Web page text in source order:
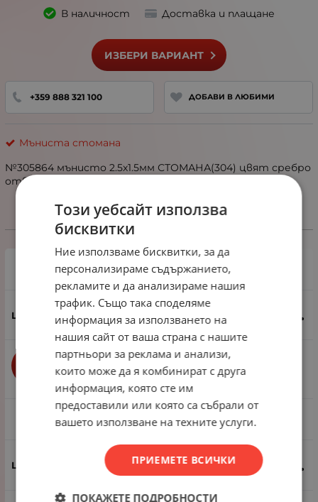
В наличност Доставка и плащане
ИЗБЕРИ ВАРИАНТ
+359 888 321 100 ДОБАВИ В ЛЮБИМИ
Мъниста стомана
№305864 мънисто 2.5х1.5мм СТОМАНА(304) цвят сребро
отвор 1.4мм 1пак 30бр
Избери вариант
1пак - 300 броя
5.88 € лв.
1пак - 30 броя
0.82€ 1.60 лв.
Този уебсайт използва
бисквитки
Ние използваме бисквитки, за да
персонализираме съдържанието,
рекламите и да анализираме нашия
трафик. Също така споделяме
информация за използването на
нашия сайт от ваша страна с нашите
партньори за реклама и анализи,
които може да я комбинират с друга
информация, която сте им
предоставили или която са събрали от
вашето използване на техните услуги.
ПРИЕМЕТЕ ВСИЧКИ
ПОКАЖЕТЕ ПОДРОБНОСТИ